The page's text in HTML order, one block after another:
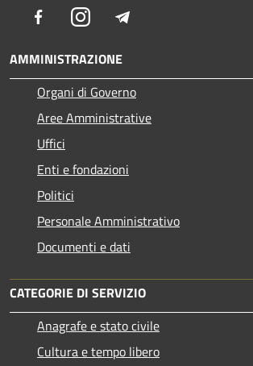
FacebookInstagram
AMMINISTRAZIONE
Organi di Governo
Aree Amministrative
Uffici
Enti e fondazioni
Politici
Personale Amministrativo
Documenti e dati
CATEGORIE DI SERVIZIO
Anagrafe e stato civile
Cultura e tempo libero